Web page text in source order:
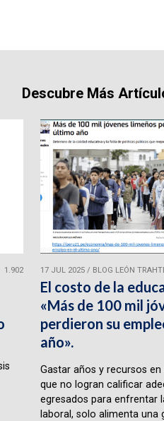
Descubre Más
1.902 17 JUL 2025/ BLOG LEÓN
El costo de la
«Más de 100 mil
perdieron su
año».
Gastar años y recursos
que no logran calificar
egresados para enfrentar
laboral, solo alimenta